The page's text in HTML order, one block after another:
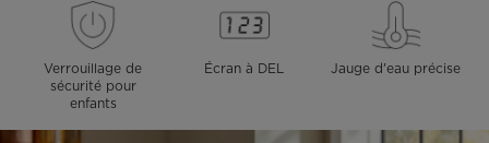
Verrouillage de
sécurité pour
enfants
Écran à DEL Jauge d'eau précise